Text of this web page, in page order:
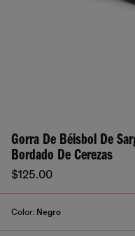
Gorra De Béisbol De
Bordado De Cerezas
$125.00
Color: Negro